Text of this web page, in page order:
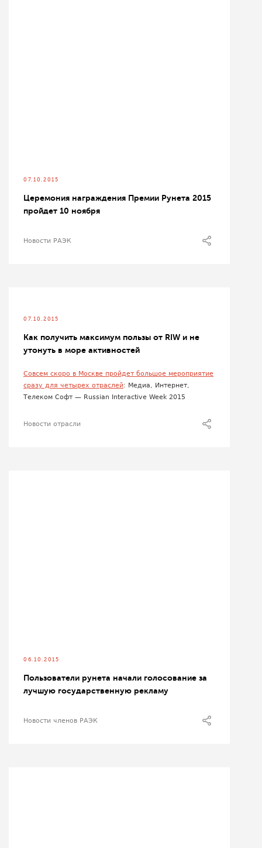
07.10.2015
Церемония награждения Премии Рунета 2015
пройдет 10 ноября
Новости РАЭК
07.10.2015
Как получить максимум пользы от RIW и не
утонуть в море активностей
Совсем скоро в Москве пройдет большое мероприятие
сразу для четырех отраслей: Медиа, Интернет,
Телеком Софт — Russian Interactive Week 2015
Новости отрасли
06.10.2015
Пользователи рунета начали голосование за
лучшую государственную рекламу
Новости членов РАЭК